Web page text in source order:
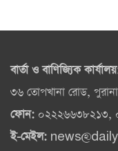
বার্তা ও বাণিজ্যিক
৩৬ তোপখানা রোড, পুরানা
ফোন: ০২২২৬৬৩৮২১৩,
ই-মেইল: